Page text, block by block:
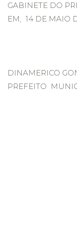
GABINETE DO
EM, 14 DE MAIO
DINAMERICO
PREFEITO